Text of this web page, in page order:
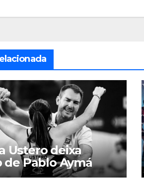
Ustero deixa
de Pablo Aymá